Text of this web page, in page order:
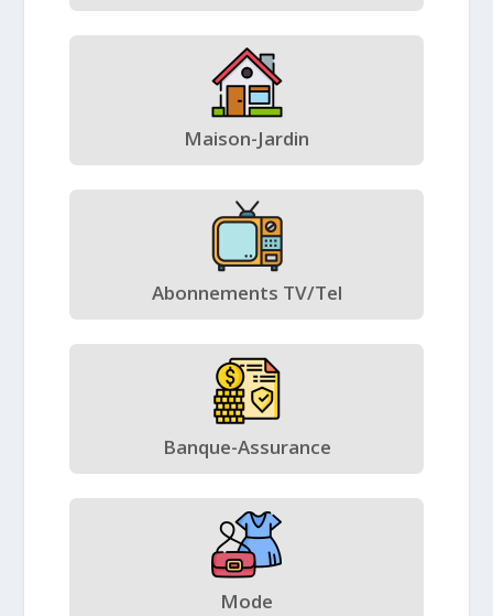
Maison-Jardin
Abonnements TV/Tel
Banque-Assurance
Mode